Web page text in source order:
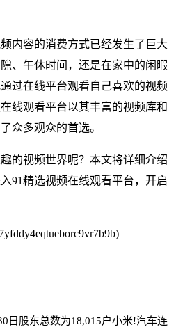
内容的消费方式已经发生了巨大
、午休时间，还是在家中的闲暇
过在线平台观看自己喜欢的视频
线观看平台以其丰富的视频库和
众多观众的首选。
的视频世界呢？本文将详细介绍
91精选视频在线观看平台，开启
日股东总数为18,015户小米!汽车连